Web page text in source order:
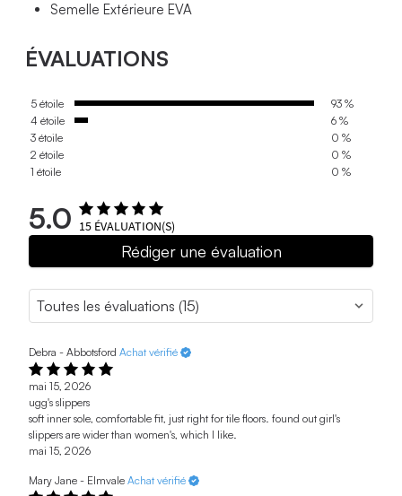
Semelle Extérieure EVA
ÉVALUATIONS
5 étoile
93 %
4 étoile
6 %
3 étoile
0 %
2 étoile
0 %
1 étoile
0 %
5.0 15 ÉVALUATION(S)
Rédiger une évaluation
Debra - Abbotsford Achat vérifié
mai 15, 2026
ugg's slippers
soft inner sole, comfortable fit, just right for tile floors. found out girl's
slippers are wider than women's, which I like.
mai 15, 2026
Mary Jane - Elmvale Achat vérifié